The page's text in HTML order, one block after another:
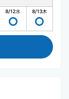
8/12水 8/13木